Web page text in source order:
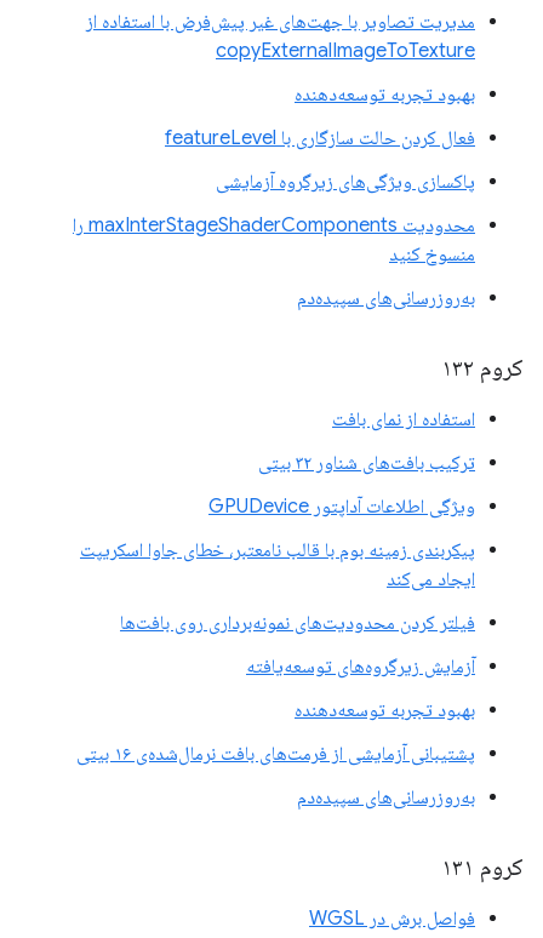
مدیریت تصاویر با جهت‌های غیر پیش‌فرض با استفاده از
copyExternalImageToTexture
بهبود تجربه توسعه‌دهنده
فعال کردن حالت سازگاری با featureLevel
پاکسازی ویژگی‌های زیرگروه آزمایشی
محدودیت maxInterStageShaderComponents را
منسوخ کنید
به‌روزرسانی‌های سپیده‌دم
کروم ۱۳۲
استفاده از نمای بافت
ترکیب بافت‌های شناور ۳۲ بیتی
ویژگی اطلاعات آداپتور GPUDevice
پیکربندی زمینه بوم با قالب نامعتبر، خطای جاوا اسکریپت
ایجاد می‌کند
فیلتر کردن محدودیت‌های نمونه‌برداری روی بافت‌ها
آزمایش زیرگروه‌های توسعه‌یافته
بهبود تجربه توسعه‌دهنده
پشتیبانی آزمایشی از فرمت‌های بافت نرمال‌شده‌ی ۱۶ بیتی
به‌روزرسانی‌های سپیده‌دم
کروم ۱۳۱
فواصل برش در WGSL